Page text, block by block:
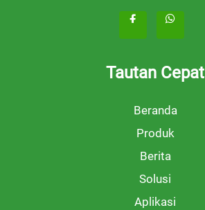
Tautan Cepat
Beranda
Produk
Berita
Solusi
Aplikasi